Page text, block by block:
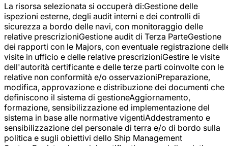
La risorsa selezionata si occuperà di:Gestione delle
ispezioni esterne, degli audit interni e dei controlli di
sicurezza a bordo delle navi, con monitoraggio delle
relative prescrizioniGestione audit di Terza ParteGestione
dei rapporti con le Majors, con eventuale registrazione
visite in ufficio e delle relative prescrizioniGestire le visite
dell'autorità certificante e delle terze parti coinvolte con le
relative non conformità e/o osservazioniPreparazione,
modifica, approvazione e distribuzione dei documenti che
definiscono il sistema di gestioneAggiornamento,
formazione, sensibilizzazione ed implementazione del
sistema in base alle normative vigentiAddestramento e
sensibilizzazione del personale di terra e/o di bordo sulla
politica e sugli obiettivi dello Ship Management